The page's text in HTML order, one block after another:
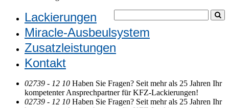
Lackierungen
Miracle-Ausbeulsystem
Zusatzleistungen
Kontakt
02739 - 12 10 Haben Sie Fragen? Seit mehr als 25 Jahren Ihr
kompetenter Ansprechpartner für KFZ-Lackierungen!
02739 - 12 10 Haben Sie Fragen? Seit mehr als 25 Jahren Ihr